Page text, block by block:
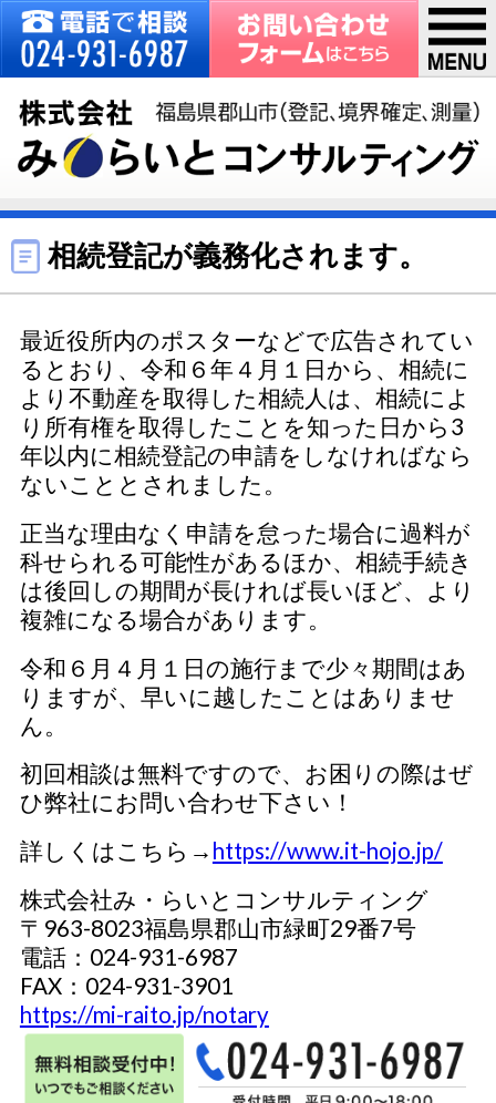
相続登記が義務化されます。
最近役所内のポスターなどで広告されてい
るとおり、令和６年４月１日から、相続に
より不動産を取得した相続人は、相続によ
り所有権を取得したことを知った日から3
年以内に相続登記の申請をしなければなら
ないこととされました。
正当な理由なく申請を怠った場合に過料が
科せられる可能性があるほか、相続手続き
は後回しの期間が長ければ長いほど、より
複雑になる場合があります。
令和６月４月１日の施行まで少々期間はあ
りますが、早いに越したことはありませ
ん。
初回相談は無料ですので、お困りの際はぜ
ひ弊社にお問い合わせ下さい！
詳しくはこちら→ https://www.it-hojo.jp/
株式会社み・らいとコンサルティング
〒963-8023福島県郡山市緑町29番7号
電話：024-931-6987
FAX：024-931-3901
https://mi-raito.jp/notary